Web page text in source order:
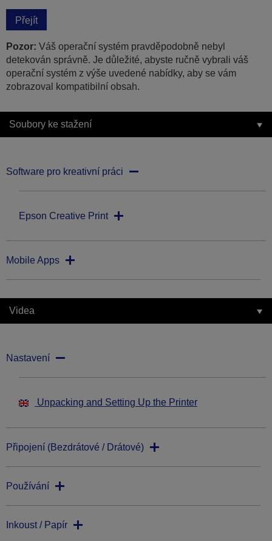
Přejít
Pozor: Váš operační systém pravděpodobně nebyl
detekován správně. Je důležité, abyste ručně vybrali váš
operační systém z výše uvedené nabídky, aby se vám
zobrazoval kompatibilní obsah.
Soubory ke stažení
Software pro kreativní práci
Epson Creative Print
Mobile Apps
Videa
Nastavení
Unpacking and Setting Up the Printer
Připojení (Bezdrátové / Drátové)
Používání
Inkoust / Papír